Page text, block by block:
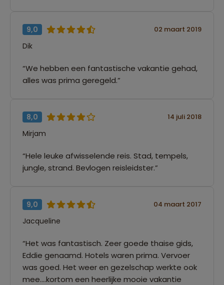
9,0 02 maart 2019
Dik
“We hebben een fantastische vakantie gehad,
alles was prima geregeld.”
8,0 14 juli 2018
Mirjam
“Hele leuke afwisselende reis. Stad, tempels,
jungle, strand. Bevlogen reisleidster.”
9,0 04 maart 2017
Jacqueline
“Het was fantastisch. Zeer goede thaise gids,
Eddie genaamd. Hotels waren prima. Vervoer
was goed. Het weer en gezelschap werkte ook
mee....kortom een heerlijke mooie vakantie